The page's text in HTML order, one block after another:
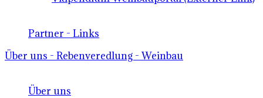
Partner - Links
Über uns - Rebenveredlung - Weinbau
Über uns